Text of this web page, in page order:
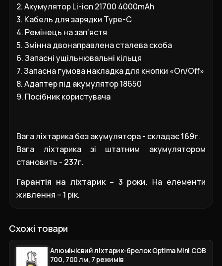
2. АкумуляторLi-ion 21700 4000mAh
3. Кабель для зарядки Type-C
4. Ремінець на зап’ястя
5. Змінна двонаправлена сталева скоба
6. Запасні ущільнювальні кільця
7. Запасна гумова накладка для кнопки «On/Off»
8. Адаптер під акумулятор 18650
9. Посібник користувача
Вага ліхтарика без акумулятора - складає169г.
Вага ліхтарика зі штатним акумулятором
становить - 237г.
Гарантія на ліхтарик – 3 роки. На елементи
живлення – 1 рік.
Схожі товари
Алюмінієвий ліхтарик-брелок Optima Mini COB
700, 700 лм, 7 режимів